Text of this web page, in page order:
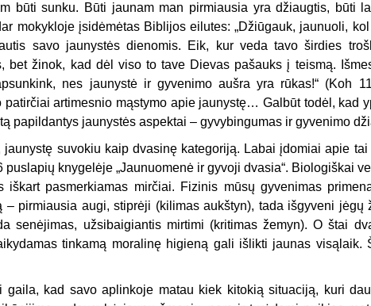
būti sunku. Būti jaunam man pirmiausia yra džiaugtis, būti
mokykloje įsidėmėtas Biblijos eilutes: „Džiūgauk, jaunuoli,
savo jaunystės dienomis. Eik, kur veda tavo širdies
bet žinok, kad dėl viso to tave Dievas pašauks į teismą.
nes jaunystė ir gyvenimo aušra yra rūkas!“ (Koh
patirčiai artimesnio mąstymo apie jaunystę… Galbūt todėl, kad
papildantys jaunystės aspektai – gyvybingumas ir gyvenimo
jaunystę suvokiu kaip dvasinę kategoriją. Labai įdomiai apie
puslapių knygelėje „Jaunuomenė ir gyvoji dvasia“. Biologiškai
iškart pasmerkiamas mirčiai. Fizinis mūsų gyvenimas
– pirmiausia augi, stiprėji (kilimas aukštyn), tada išgyveni jėgų
senėjimas, užsibaigiantis mirtimi (kritimas žemyn). O štai
tinkamą moralinę higieną gali išlikti jaunas visąlaik.
gaila, kad savo aplinkoje matau kiek kitokią situaciją, kuri